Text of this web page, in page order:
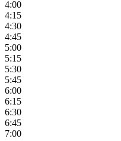
4:00
4:15
4:30
4:45
5:00
5:15
5:30
5:45
6:00
6:15
6:30
6:45
7:00